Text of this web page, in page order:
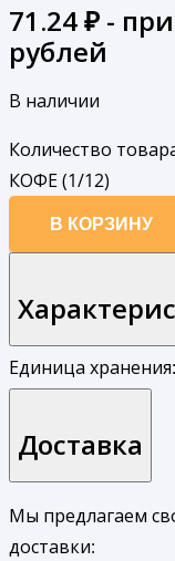
71.24₽ -
рублей
В наличии
Количество
КОФЕ (1/12)
В КОРЗИНУ
Единица хранения:
Доставка
Мы предлагаем
доставки: